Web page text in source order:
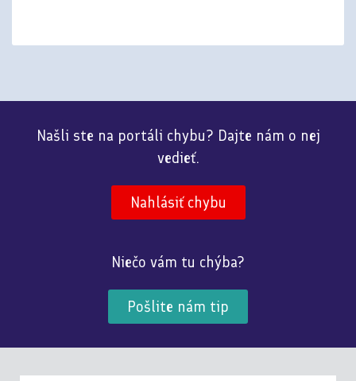
Našli ste na portáli chybu? Dajte nám o nej
vedieť.
Nahlásiť chybu
Niečo vám tu chýba?
Pošlite nám tip